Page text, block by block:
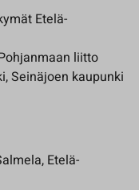
Etelä-
liitto
Seinäjoen kaupunki
Etelä-